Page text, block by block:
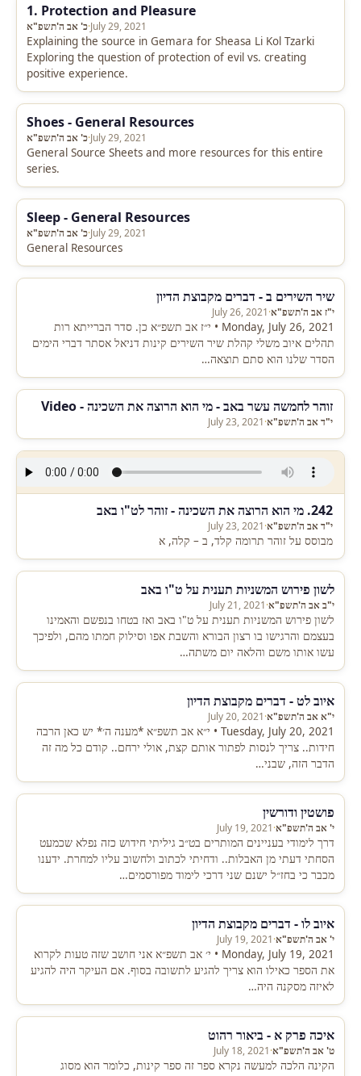
1. Protection and Pleasure
כ' אב ה'תשפ"א·July 29, 2021
Explaining the source in Gemara for Sheasa Li Kol Tzarki
Exploring the question of protection of evil vs. creating
positive experience.
Shoes - General Resources
כ' אב ה'תשפ"א·July 29, 2021
General Source Sheets and more resources for this entire
series.
Sleep - General Resources
כ' אב ה'תשפ"א·July 29, 2021
General Resources
שיר השירים ב - דברים מקבוצת הדיון
י"ז אב ה'תשפ"א·
July 26, 2021
Monday, July 26, 2021 • י״ז אב תשפ״א כן. סדר הברייתא רות
תהלים איוב משלי קהלת שיר השירים קינות דניאל אסתר דברי הימים
הסדר שלנו הוא סתם תוצאה…
זוהר לחמשה עשר באב - מי הוא הרוצה את השכינה - Video
י"ד אב ה'תשפ"א·
July 23, 2021
242. מי הוא הרוצה את השכינה - זוהר לט"ו באב
י"ד אב ה'תשפ"א·
July 23, 2021
מבוסס על זוהר תרומה קלד, ב – קלה, א
לשון פירוש המשניות תענית על ט"ו באב
י"ב אב ה'תשפ"א·
July 21, 2021
לשון פירוש המשניות תענית על ט"ו באב ואז בטחו בנפשם והאמינו
בעצמם והרגישו בו רצון הבורא והשבת אפו וסילוק חמתו מהם, ולפיכך
עשו אותו משם והלאה יום משתה…
איוב לט - דברים מקבוצת הדיון
י"א אב ה'תשפ"א·
July 20, 2021
Tuesday, July 20, 2021 • י״א אב תשפ״א *מענה ה׳* יש כאן הרבה
חידות.. צריך לנסות לפתור אותם קצת, אולי ירחם.. קודם כל מה זה
הדבר הזה, שבני…
פושטין ודורשין
י' אב ה'תשפ"א·
July 19, 2021
דרך לימודי בעניינים המותרים בט״ב גיליתי חידוש כזה נפלא שכמעט
הסחתי דעתי מן האבלות.. ודחיתי לכתוב ולחשוב עליו למחרת. ידענו
מכבר כי בחז״ל ישנם שני דרכי לימוד מפורסמים…
איוב לו - דברים מקבוצת הדיון
י' אב ה'תשפ"א·
July 19, 2021
Monday, July 19, 2021 • י׳ אב תשפ״א אני חושב שזה טעות לקרוא
את הספר כאילו הוא צריך להגיע לתשובה בסוף. אם העיקר היה להגיע
לאיזה מסקנה היה…
איכה פרק א - ביאור רהוט
ט' אב ה'תשפ"א·
July 18, 2021
הקינה הלכה למעשה נקרא ספר זה ספר קינות, כלומר הוא מסוג